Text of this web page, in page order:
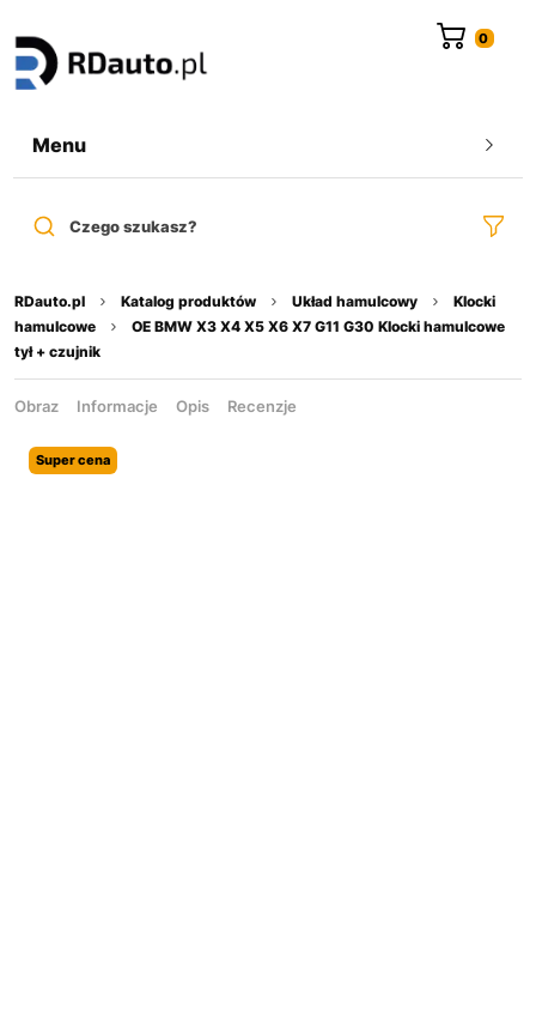
Menu
Czego szukasz?
RDauto.pl Katalog produktów Układ hamulcowy
Klocki
hamulcowe
OE BMW X3 X4 X5 X6 X7 G11 G30 Klocki hamulcowe
tył + czujnik
Obraz Informacje Opis Recenzje
Super cena